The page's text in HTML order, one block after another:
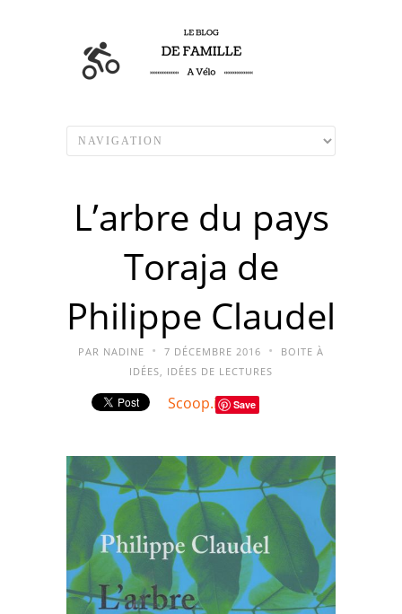
L’arbre du pays
Toraja de
Philippe Claudel
PAR NADINE • 7 DÉCEMBRE 2016 •
BOITE À
IDÉES, IDÉES DE LECTURES
Scoop.it Save